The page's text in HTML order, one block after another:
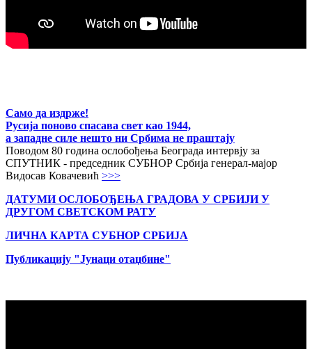
Само да издрже!
Русија поново спасава свет као 1944,
а западне силе нешто ни Србима не праштају
Поводом 80 година ослобођења Београда интервју за
СПУТНИК - председник СУБНОР Србија генерал-мајор
Видосав Ковачевић >>>
ДАТУМИ ОСЛОБОЂЕЊА ГРАДОВА У СРБИЈИ У
ДРУГОМ СВЕТСКОМ РАТУ
ЛИЧНА КАРТА СУБНОР СРБИЈА
Публикацију "Јунаци отаџбине"